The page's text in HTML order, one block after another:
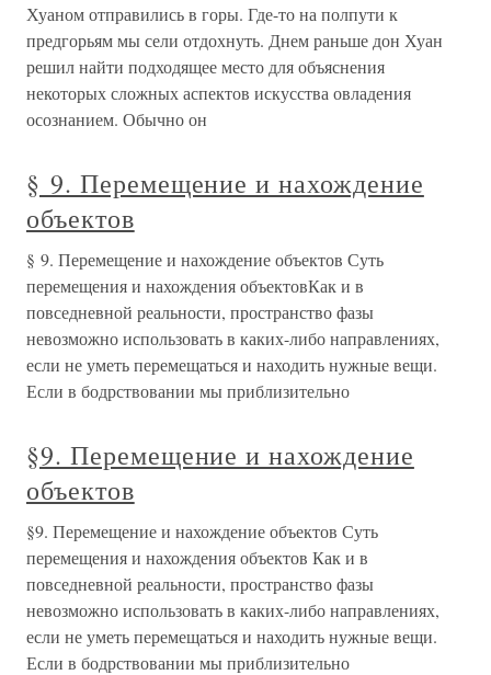
Хуаном отправились в горы. Где-то на полпути к
предгорьям мы сели отдохнуть. Днем раньше дон Хуан
решил найти подходящее место для объяснения
некоторых сложных аспектов искусства овладения
осознанием. Обычно он
§ 9. Перемещение и нахождение
объектов
§ 9. Перемещение и нахождение объектов Суть
перемещения и нахождения объектовКак и в
повседневной реальности, пространство фазы
невозможно использовать в каких-либо направлениях,
если не уметь перемещаться и находить нужные вещи.
Если в бодрствовании мы приблизительно
§9. Перемещение и нахождение
объектов
§9. Перемещение и нахождение объектов Суть
перемещения и нахождения объектов Как и в
повседневной реальности, пространство фазы
невозможно использовать в каких-либо направлениях,
если не уметь перемещаться и находить нужные вещи.
Если в бодрствовании мы приблизительно